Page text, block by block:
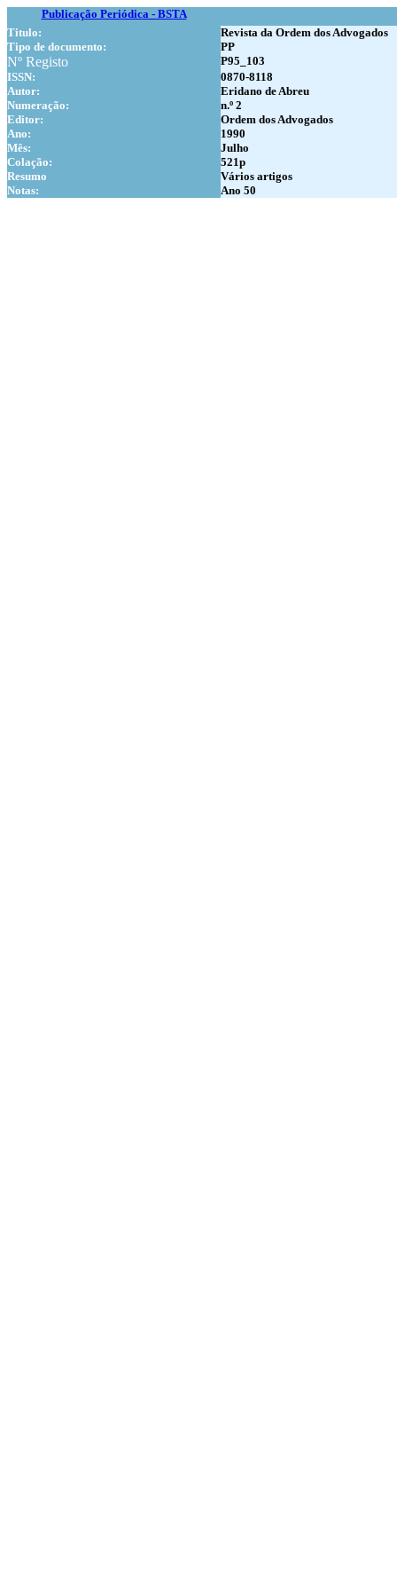
Publicação Periódica - BSTA
Titulo:
Revista da Ordem dos Advogados
Tipo de documento:
PP
Nº Registo
P95_103
ISSN:
0870-8118
Autor:
Eridano de Abreu
Numeração:
n.º 2
Editor:
Ordem dos Advogados
Ano:
1990
Mês:
Julho
Colação:
521p
Resumo
Vários artigos
Notas:
Ano 50